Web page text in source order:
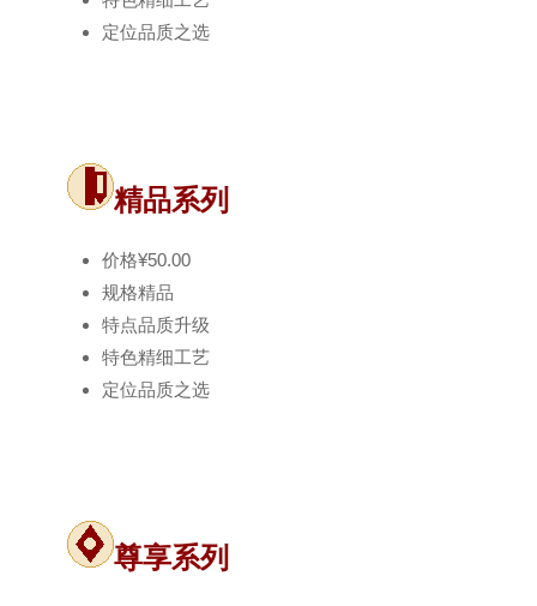
定位品质之选
精品系列
价格¥50.00
规格精品
特点品质升级
特色精细工艺
定位品质之选
尊享系列